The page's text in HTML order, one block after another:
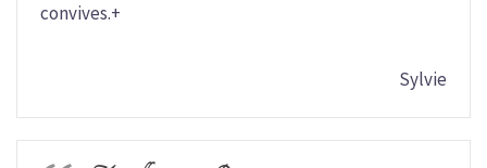
convives.+
Sylvie